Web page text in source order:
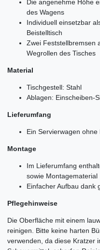
Die angenehme Höhe
des Wagens
Individuell einsetzbar
Beistelltisch
Zwei Feststellbremsen
Wegrollen des Tisches
Material
Tischgestell: Stahl
Ablagen: Einscheiben-
Lieferumfang
Ein Servierwagen ohne
Montage
Im Lieferumfang
sowie Montagematerial
Einfacher Aufbau dank
Pflegehinweise
Die Oberfläche mit einem
reinigen. Bitte keine harten
verwenden, da diese Kratzer